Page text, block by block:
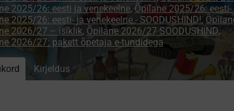
2025/26: eesti ja venekeelne, Õpilane 2025/26:
2025/26: eesti- ja venekeelne - SOODUSHIND!,
2026/27 – isiklik, Õpilane 2026/27 SOODUSHIND,
2026/27: pakett õpetaja e-tundidega
Kirjeldus